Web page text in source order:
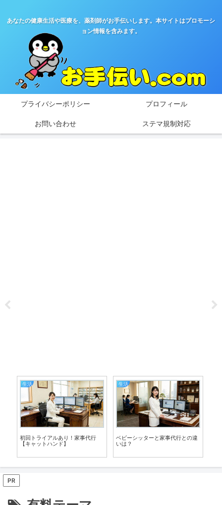
あなたの健康生活や医療を、薬剤師がお手伝いします。本サイトはプロモーシ
ョン情報を含みます。
プライバシーポリシー プロフィール
お問い合わせ ステマ規制対応
生活
初回トライアルあり！家事代行
【キャットハンド】
生活
ベビーシッターと家事代行との違
いは？
PR